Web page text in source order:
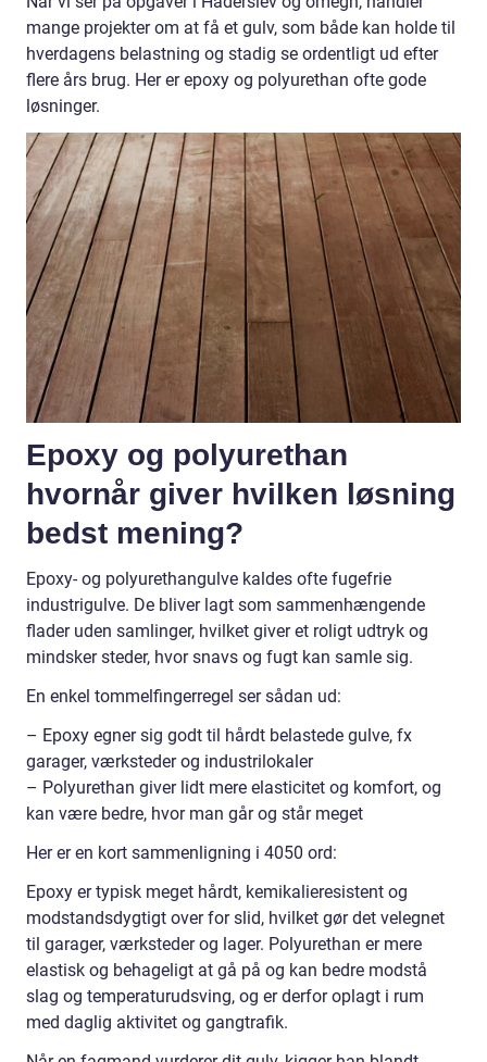
mange projekter om at få et gulv, som både kan holde til
hverdagens belastning og stadig se ordentligt ud efter
flere års brug. Her er epoxy og polyurethan ofte gode
løsninger.
Epoxy og polyurethan
hvornår giver hvilken løsning
bedst mening?
Epoxy- og polyurethangulve kaldes ofte fugefrie
industrigulve. De bliver lagt som sammenhængende
flader uden samlinger, hvilket giver et roligt udtryk og
mindsker steder, hvor snavs og fugt kan samle sig.
En enkel tommelfingerregel ser sådan ud:
– Epoxy egner sig godt til hårdt belastede gulve, fx
garager, værksteder og industrilokaler
– Polyurethan giver lidt mere elasticitet og komfort, og
kan være bedre, hvor man går og står meget
Her er en kort sammenligning i 4050 ord:
Epoxy er typisk meget hårdt, kemikalieresistent og
modstandsdygtigt over for slid, hvilket gør det velegnet
til garager, værksteder og lager. Polyurethan er mere
elastisk og behageligt at gå på og kan bedre modstå
slag og temperaturudsving, og er derfor oplagt i rum
med daglig aktivitet og gangtrafik.